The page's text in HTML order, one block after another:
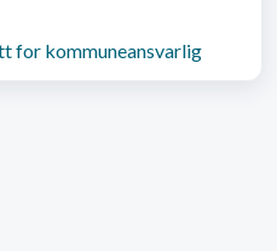
for kommuneansvarlig